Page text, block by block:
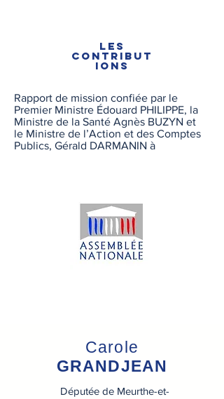
LES
CONTRIBUT
IONS
Rapport de mission confiée par le
Premier Ministre Édouard PHILIPPE, la
Ministre de la Santé Agnès BUZYN et
le Ministre de l’Action et des Comptes
Publics, Gérald DARMANIN à
Carole
GRANDJEAN
Députée de Meurthe-et-